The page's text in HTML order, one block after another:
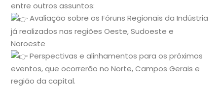
entre outros assuntos:
Avaliação sobre os Fóruns Regionais da Indústria
já realizados nas regiões Oeste, Sudoeste e
Noroeste
Perspectivas e alinhamentos para os próximos
eventos, que ocorrerão no Norte, Campos Gerais e
região da capital.